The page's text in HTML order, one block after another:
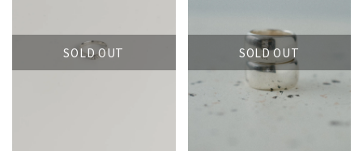
SOLD OUT SOLD OUT